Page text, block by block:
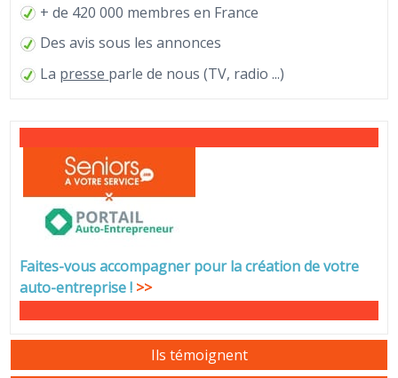
+ de 420 000 membres en France
Des avis sous les annonces
La presse parle de nous (TV, radio ...)
Faites-vous accompagner pour la création de votre
auto-entreprise! >>
Ils témoignent